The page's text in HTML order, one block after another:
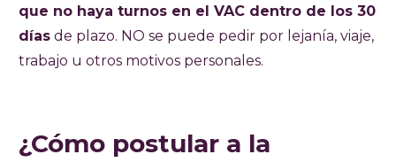
que no haya turnos en el VAC dentro de los 30
días de plazo. NO se puede pedir por lejanía, viaje,
trabajo u otros motivos personales.
¿Cómo postular a la